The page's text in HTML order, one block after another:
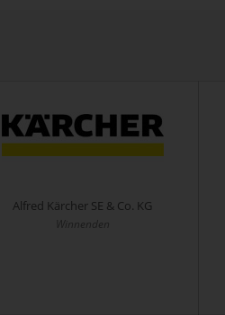
Alfred Kärcher SE & Co. KG
Winnenden